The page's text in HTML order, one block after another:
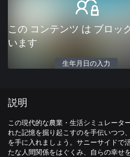
この コンテンツ は ブロッ
います
生年月日の入力
説明
この現代的な農業・生活シミュレータ
れた記憶を掘り起こすのを手伝いつつ
を手に入れましょう。サニーサイドで
たな人間関係をはぐくみ、自らの幸せ